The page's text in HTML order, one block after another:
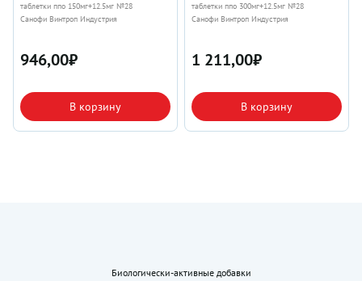
таблетки ппо 150мг+12.5мг №28
Санофи Винтроп Индустрия
946,00₽
В корзину
таблетки ппо 300мг+12.5мг №28
Санофи Винтроп Индустрия
1 211,00₽
В корзину
Биологически-активные добавки